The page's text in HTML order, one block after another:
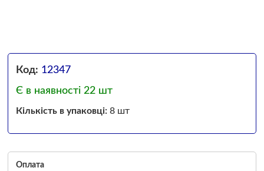
Код: 12347
Є в наявності 22 шт
Кількість в упаковці:8 шт
Оплата